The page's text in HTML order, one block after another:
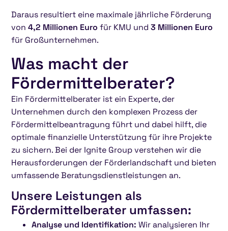
Daraus resultiert eine maximale jährliche Förderung
von4,2 Millionen Euro für KMU und3 Millionen Euro
für Großunternehmen.
Was macht der
Fördermittelberater?
Ein Fördermittelberater ist ein Experte, der
Unternehmen durch den komplexen Prozess der
Fördermittelbeantragung führt und dabei hilft, die
optimale finanzielle Unterstützung für ihre Projekte
zu sichern. Bei der Ignite Group verstehen wir die
Herausforderungen der Förderlandschaft und bieten
umfassende Beratungsdienstleistungen an.
Unsere Leistungen als
Fördermittelberater umfassen:
Analyse und Identifikation: Wir analysieren Ihr